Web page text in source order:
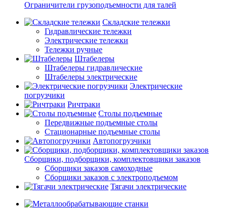
Ограничители грузоподъемности для талей
Складские тележки
Гидравлические тележки
Электрические тележки
Тележки ручные
Штабелеры
Штабелеры гидравлические
Штабелеры электрические
Электрические
погрузчики
Ричтраки
Столы подъемные
Передвижные подъемные столы
Стационарные подъемные столы
Автопогрузчики
Сборщики, подборщики, комплектовщики заказов
Сборщики заказов самоходные
Сборщики заказов с электроподъемом
Тягачи электрические